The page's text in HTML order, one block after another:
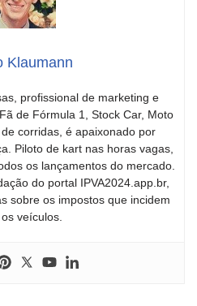
Klaumann
profissional de marketing e
de Fórmula 1, Stock Car, Moto
corridas, é apaixonado por
Piloto de kart nas horas vagas,
os lançamentos do mercado.
do portal IPVA2024.app.br,
sobre os impostos que incidem
veículos.